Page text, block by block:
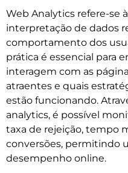
Web Analytics refere-se
interpretação de dados
comportamento dos
prática é essencial para
interagem com as
atraentes e quais
estão funcionando.
analytics, é possível
taxa de rejeição, tempo
conversões, permitindo
desempenho online.